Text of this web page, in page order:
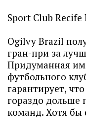
Sport Club Recife
Ogilvy Brazil
гран-при за
Придуманная
футбольного
гарантирует,
гораздо дольше
команд. Хотя бы